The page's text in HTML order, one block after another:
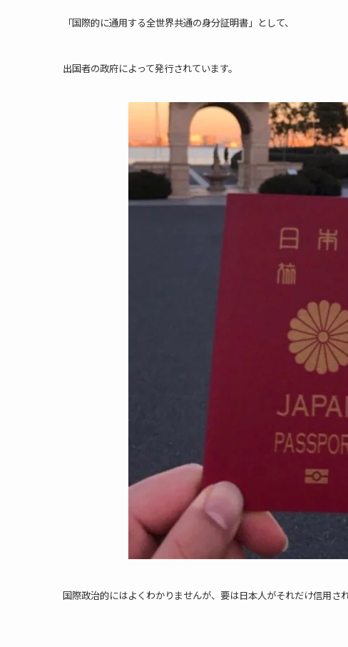
「国際的に通用する全世界共通の身分証明書」として、
出国者の政府によって発行されています。
国際政治的にはよくわかりませんが、要は日本人がそれだけ信用さ